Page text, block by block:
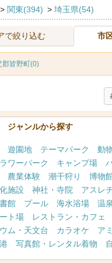
> 関東(394) > 埼玉県(54)
で絞り込む 市
郡皆野町(0)
ジャンルから探す
遊園地 テーマパーク 動
ワーパーク
キャンプ場
農業体験 潮干狩り 博物
施設 神社・寺院 アスレ
館 プール 海水浴場 温
ト場
レストラン・カフェ
ム・天文台
カラオケ ア
写真館・レンタル着物